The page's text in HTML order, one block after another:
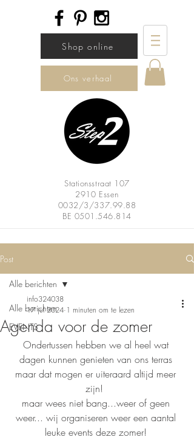
Shop online
Ons verhaal
Stationsstraat 107
2910 Essen
0032/3/337.99.88
BE 0501.546.814
Post
Alle berichten
EVENTS
Alle berichten
Agenda voor de zomer
info324038
17 jul 2024 1 minuten om te lezen
Ondertussen hebben we al heel wat
dagen kunnen genieten van ons terras
maar dat mogen er uiteraard altijd meer
zijn!
maar wees niet bang...weer of geen
weer... wij organiseren weer een aantal
leuke events deze zomer!